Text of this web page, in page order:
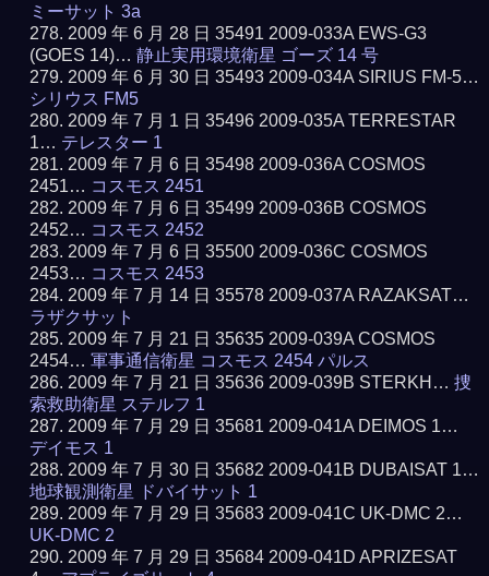
ミーサット 3a
2009 年 6 月 28 日 35491 2009-033A EWS-G3
(GOES 14)…静止実用環境衛星 ゴーズ 14 号
2009 年 6 月 30 日 35493 2009-034A SIRIUS FM-5…
シリウス FM5
2009 年 7 月 1 日 35496 2009-035A TERRESTAR
1… テレスター 1
2009 年 7 月 6 日 35498 2009-036A COSMOS
2451… コスモス 2451
2009 年 7 月 6 日 35499 2009-036B COSMOS
2452… コスモス 2452
2009 年 7 月 6 日 35500 2009-036C COSMOS
2453… コスモス 2453
2009 年 7 月 14 日 35578 2009-037A RAZAKSAT…
ラザクサット
2009 年 7 月 21 日 35635 2009-039A COSMOS
2454…軍事通信衛星 コスモス 2454 パルス
2009 年 7 月 21 日 35636 2009-039B STERKH…捜
索救助衛星 ステルフ 1
2009 年 7 月 29 日 35681 2009-041A DEIMOS 1…
デイモス 1
2009 年 7 月 30 日 35682 2009-041B DUBAISAT 1…
地球観測衛星 ドバイサット 1
2009 年 7 月 29 日 35683 2009-041C UK-DMC 2…
UK-DMC 2
2009 年 7 月 29 日 35684 2009-041D APRIZESAT